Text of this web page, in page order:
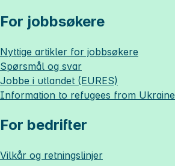
For jobbsøkere
Nyttige artikler for jobbsøkere
Spørsmål og svar
Jobbe i utlandet (EURES)
Information to refugees from Ukraine
For bedrifter
Vilkår og retningslinjer